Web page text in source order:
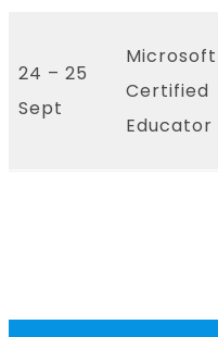
24 – 25
Sept
Microsoft
Certified
Educator